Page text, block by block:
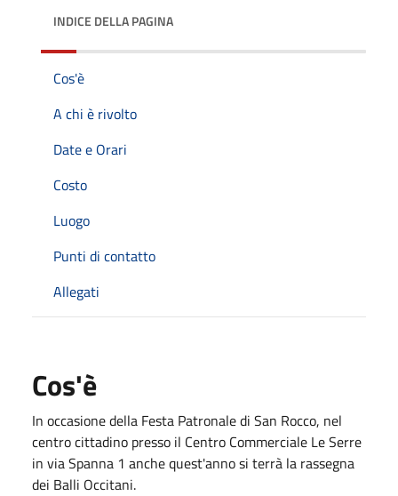
INDICE DELLA PAGINA
Cos'è
A chi è rivolto
Date e Orari
Costo
Luogo
Punti di contatto
Allegati
Cos'è
In occasione della Festa Patronale di San Rocco, nel
centro cittadino presso il Centro Commerciale Le Serre
in via Spanna 1 anche quest'anno si terrà la rassegna
dei Balli Occitani.